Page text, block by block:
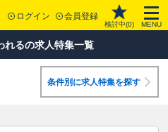
ログイン 会員登録
検討中(0) MENU
れるの求人特集一覧
条件別に求人特集を探す